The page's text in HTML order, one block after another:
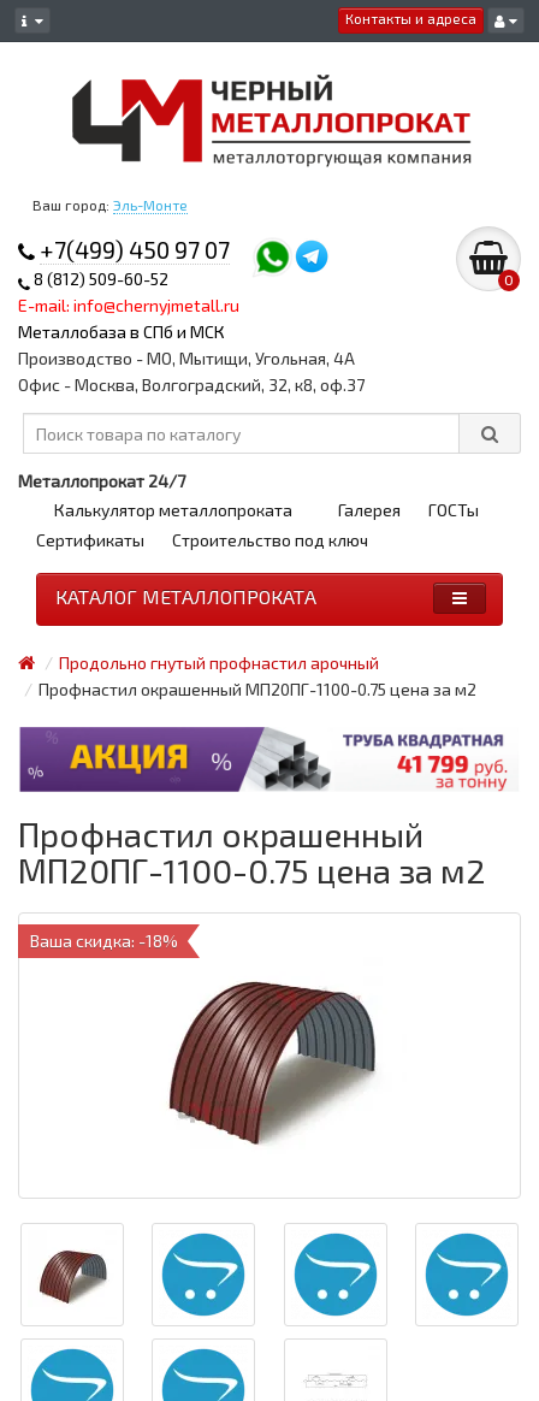
Контакты и адреса
Ваш город: Эль-Монте
+7(499) 450 97 07
8 (812) 509-60-52
E-mail: info@chernyjmetall.ru
Металлобаза в СПб и МСК
0
Производство - МО, Мытищи, Угольная, 4А
Офис - Москва, Волгоградский, 32, к8, оф.37
Металлопрокат 24/7
Калькулятор металлопроката
Галерея
ГОСТы
Сертификаты
Строительство под ключ
КАТАЛОГ МЕТАЛЛОПРОКАТА
Продольно гнутый профнастил арочный
Профнастил окрашенный МП20ПГ-1100-0.75 цена за м2
Профнастил окрашенный
МП20ПГ-1100-0.75 цена за м2
Ваша скидка: -18%